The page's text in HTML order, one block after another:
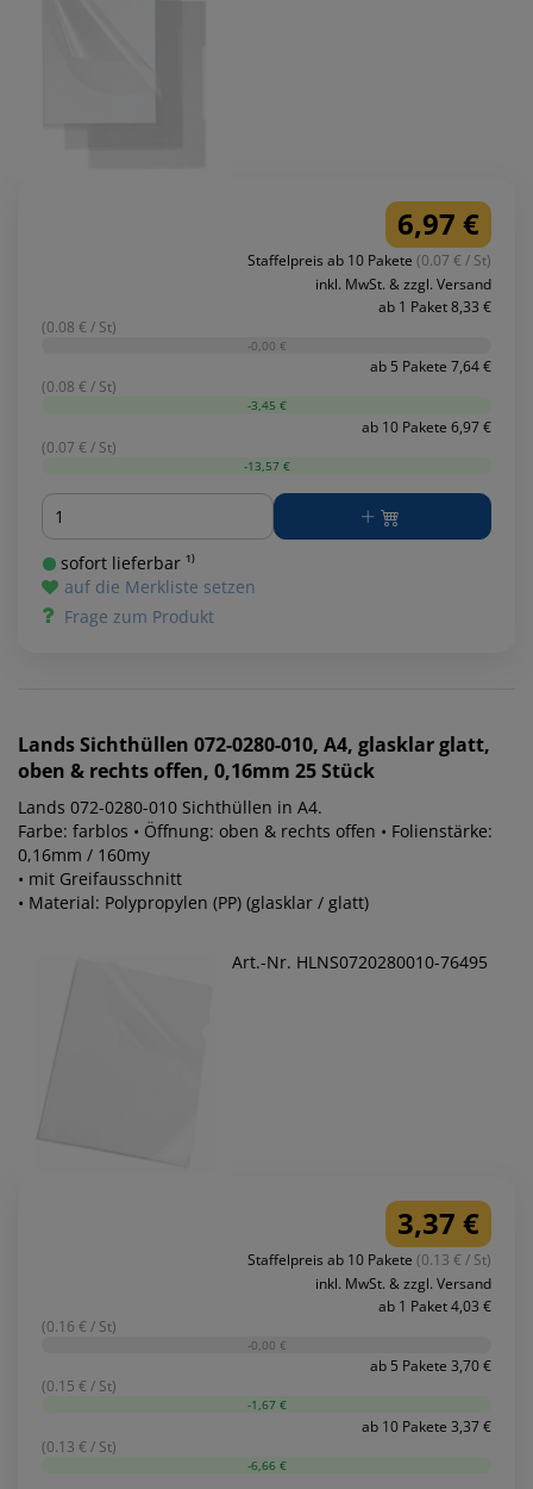
6,97 €
Staffelpreis ab 10 Pakete (0.07 € / St)
inkl. MwSt. & zzgl. Versand
ab 1 Paket 8,33 €
(0.08 € / St)
-0,00 €
ab 5 Pakete 7,64 €
(0.08 € / St)
-3,45 €
ab 10 Pakete 6,97 €
(0.07 € / St)
-13,57 €
Menge
sofort lieferbar ¹⁾
auf die Merkliste setzen
Frage zum Produkt
LandsSichthüllen 072-0280-010, A4, glasklar glatt,
oben & rechts offen, 0,16mm 25 Stück
Lands 072-0280-010 Sichthüllen in A4.
Farbe: farblos • Öffnung: oben & rechts offen • Folienstärke:
0,16mm / 160my
• mit Greifausschnitt
• Material: Polypropylen (PP) (glasklar / glatt)
Art.-Nr. HLNS0720280010-76495
3,37 €
Staffelpreis ab 10 Pakete (0.13 € / St)
inkl. MwSt. & zzgl. Versand
ab 1 Paket 4,03 €
(0.16 € / St)
-0,00 €
ab 5 Pakete 3,70 €
(0.15 € / St)
-1,67 €
ab 10 Pakete 3,37 €
(0.13 € / St)
-6,66 €